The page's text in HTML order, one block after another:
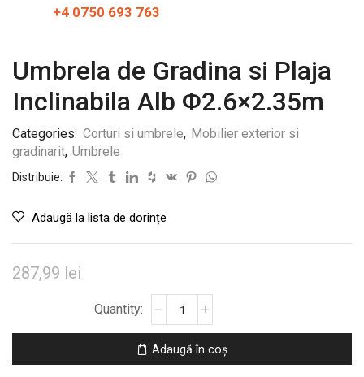
+4 0750 693 763
Umbrela de Gradina si Plaja
Inclinabila Alb Φ2.6×2.35m
Categories: Corturi si umbrele, Mobilier exterior si
gradinarit, Umbrele
Distribuie:
Adaugă la lista de dorințe
287,99 lei
de
Gradina
Adaugă în coș